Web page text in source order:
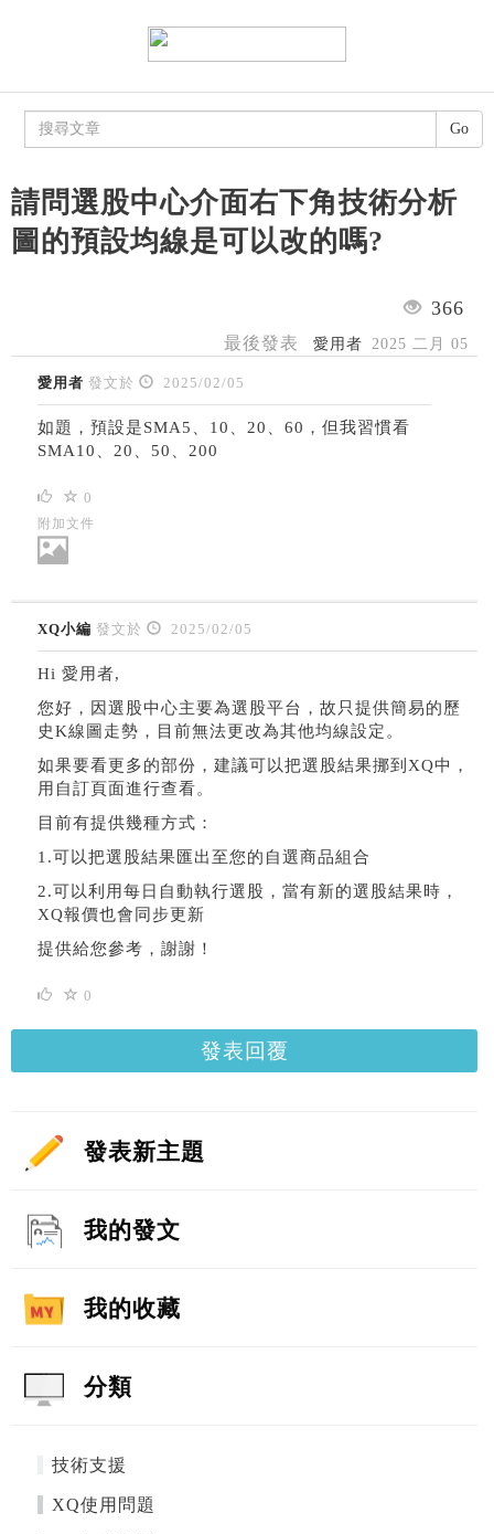
請問選股中心介面右下角技術分析
圖的預設均線是可以改的嗎?
366
最後發表 愛用者 2025 二月 05
愛用者 發文於 2025/02/05
如題，預設是SMA5、10、20、60，但我習慣看
SMA10、20、50、200
0
附加文件
XQ小編 發文於 2025/02/05
Hi 愛用者,
您好，因選股中心主要為選股平台，故只提供簡易的歷
史K線圖走勢，目前無法更改為其他均線設定。
如果要看更多的部份，建議可以把選股結果挪到XQ中，
用自訂頁面進行查看。
目前有提供幾種方式：
1.可以把選股結果匯出至您的自選商品組合
2.可以利用每日自動執行選股，當有新的選股結果時，
XQ報價也會同步更新
提供給您參考，謝謝！
0
發表回覆
Go
發表新主題
我的發文
我的收藏
分類
技術支援
XQ使用問題